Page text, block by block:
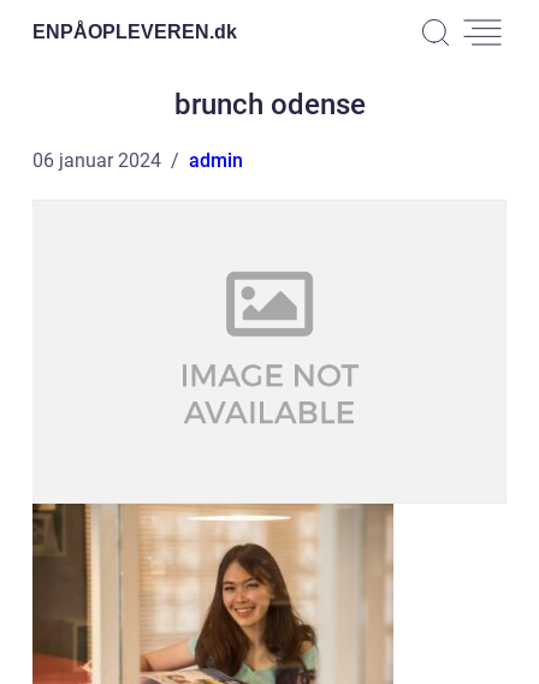
ENPÅOPLEVEREN.dk
brunch odense
06 januar 2024 admin